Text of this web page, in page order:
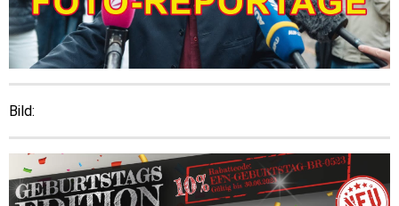
Bild: